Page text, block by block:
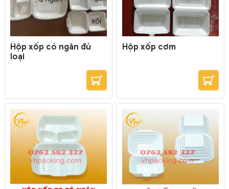
Hộp xốp có ngăn đủ
loại
Hộp xốp cơm